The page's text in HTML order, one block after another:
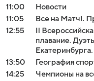
11:00
Новости
11:05
Все на Матч!.
12:55
II
плавание.
13:50
География
14:25
Чемпионы на